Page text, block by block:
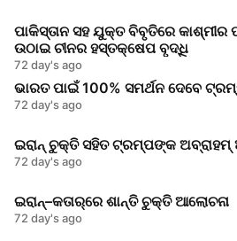
ପାକିସ୍ତାନ ସହ ଯୁକ୍ତ ବିବୃତିରେ
ଉଠାଇ ଚୀନର ହସ୍ତକ୍ଷେପ ବୃଦ୍ଧି
72 day's ago
ଭାରତ ପାଇଁ 100% ସମର୍ଥନ ଦେବେ
72 day's ago
ଇରାନ୍‌ ଚୁକ୍ତି ସହିତ ଟ୍ରମ୍ପଙ୍କ ଅବ୍ରାହମ୍‌
72 day's ago
ଇରାନ୍‌–କତାର୍‌ରେ ଶାନ୍ତି ଚୁକ୍ତି ଆଲୋଚନା
72 day's ago